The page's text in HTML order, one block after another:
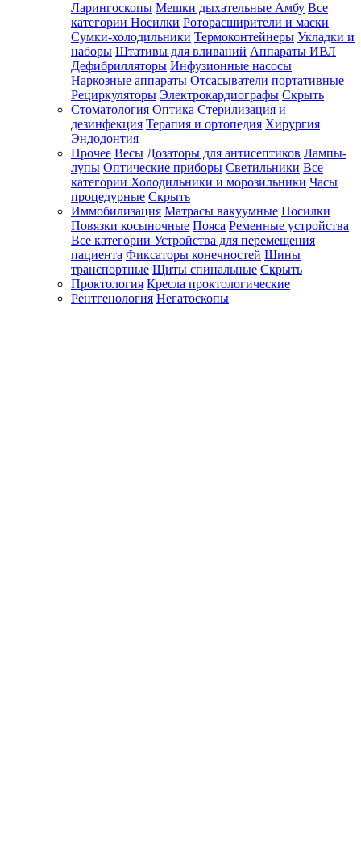
Ларингоскопы Мешки дыхательные Амбу Все
категории Носилки Роторасширители и маски
Сумки-холодильники Термоконтейнеры Укладки и
наборы Штативы для вливаний Аппараты ИВЛ
Дефибрилляторы Инфузионные насосы
Наркозные аппараты Отсасыватели портативные
Рециркуляторы Электрокардиографы Скрыть
Стоматология Оптика Стерилизация и
дезинфекция Терапия и ортопедия Хирургия
Эндодонтия
Прочее Весы Дозаторы для антисептиков Лампы-
лупы Оптические приборы Светильники Все
категории Холодильники и морозильники Часы
процедурные Скрыть
Иммобилизация Матрасы вакуумные Носилки
Повязки косыночные Пояса Ременные устройства
Все категории Устройства для перемещения
пациента Фиксаторы конечностей Шины
транспортные Щиты спинальные Скрыть
Проктология Кресла проктологические
Рентгенология Негатоскопы